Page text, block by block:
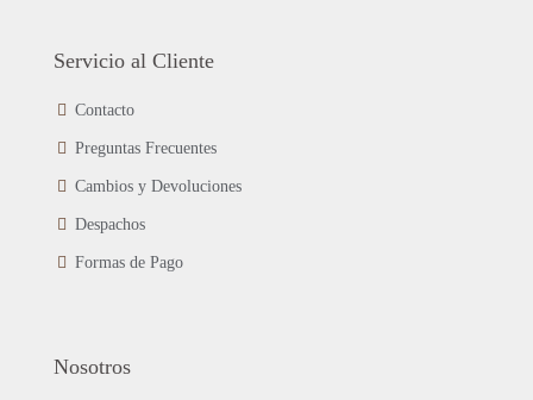
producto
opciones
elegir
producto
Servicio al Cliente
Contacto
Preguntas Frecuentes
Cambios y Devoluciones
Despachos
Formas de Pago
Nosotros